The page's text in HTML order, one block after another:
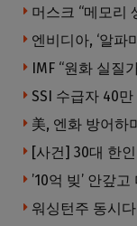
IMF “원화 실질
[사건] 30대 한